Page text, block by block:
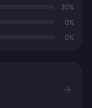
30%
0%
0%
→